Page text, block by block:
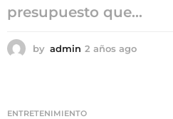
presupuesto que...
by admin 2 años ago
ENTRETENIMIENTO